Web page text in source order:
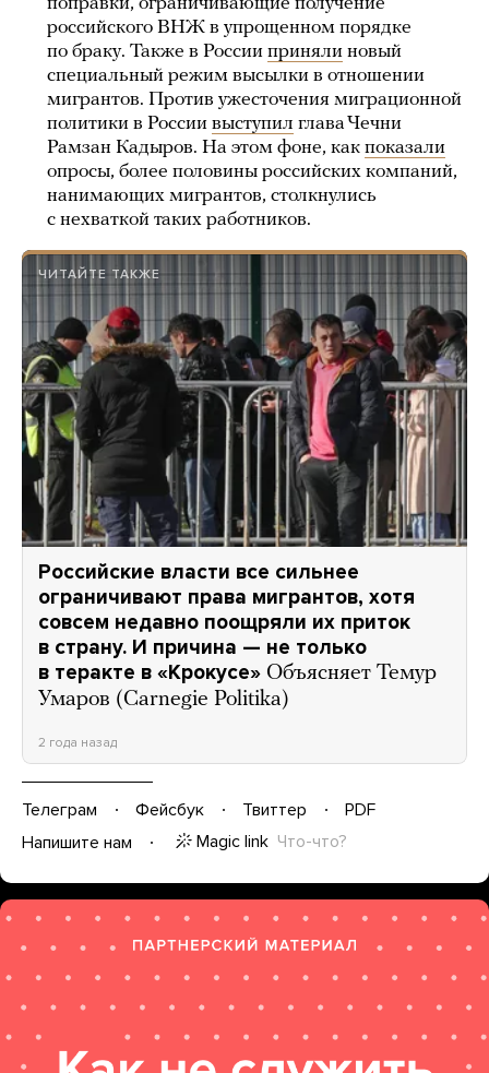
российского ВНЖ в упрощенном порядке
по браку. Также в России приняли новый
специальный режим высылки в отношении
мигрантов. Против ужесточения миграционной
политики в России выступил глава Чечни
Рамзан Кадыров. На этом фоне, как показали
опросы, более половины российских компаний,
нанимающих мигрантов, столкнулись
с нехваткой таких работников.
ЧИТАЙТЕ ТАКЖЕ
Российские власти все сильнее
ограничивают права мигрантов, хотя
совсем недавно поощряли их приток
в страну. И причина — не только
в теракте в «Крокусе» Объясняет Темур
Умаров (Carnegie Politika)
2 года назад
Телеграм Фейсбук Твиттер
PDF
Напишите нам
Magic link Что-что?